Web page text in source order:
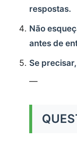
respostas.
Não
antes de
Se
—